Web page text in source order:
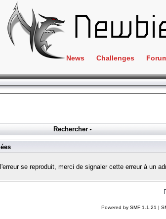
News Challenges
Crackme
ClientSide
Forensics
Hacking
Stéganographie
Wargame
Rechercher
se reproduit, merci de signaler cette erreur à un
Powered by SMF 1.1.21 |